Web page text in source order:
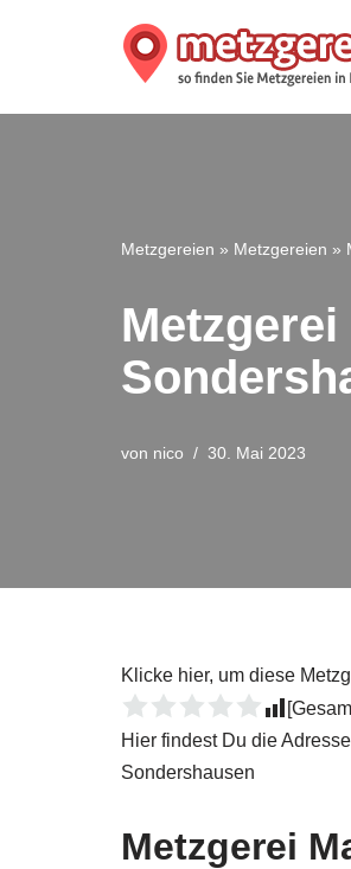
Metzgereien » Metzgereien »
von nico 30. Mai 2023
Klicke hier, um diese
Hier findest Du die
Sondershausen
Metzgerei